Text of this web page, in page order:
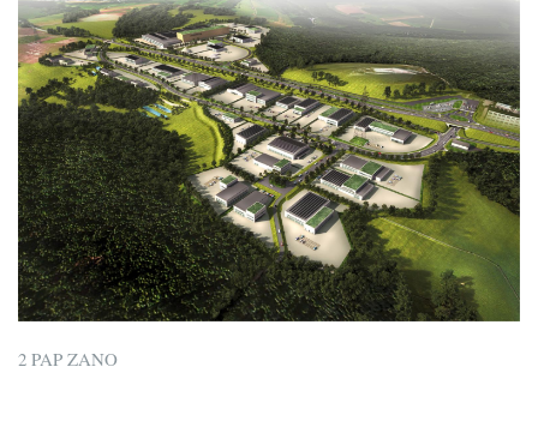
2 PAP ZANO